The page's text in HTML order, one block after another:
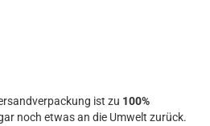
ist zu 100%
noch etwas an die Umwelt zurück.